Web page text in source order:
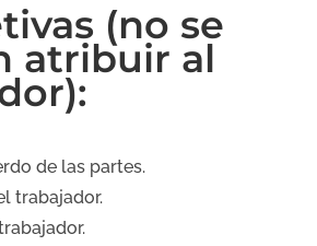
(no se
atribuir al
de las partes.
trabajador.